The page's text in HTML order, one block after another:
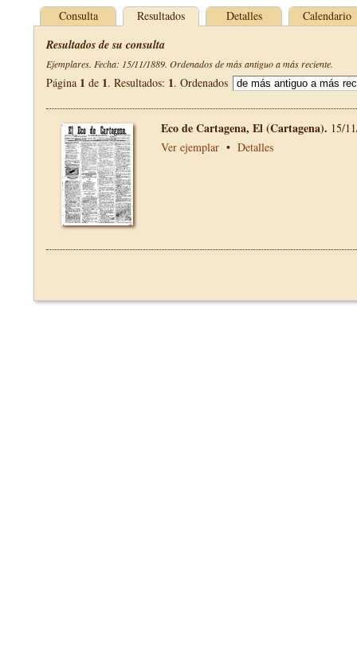
Consulta Resultados Detalles Calendario
Resultados de su consulta
Ejemplares. Fecha: 15/11/1889. Ordenados de más antiguo a más reciente.
Página 1 de 1. Resultados: 1. Ordenados
Eco de Cartagena, El (Cartagena). 15/
Ver ejemplar • Detalles